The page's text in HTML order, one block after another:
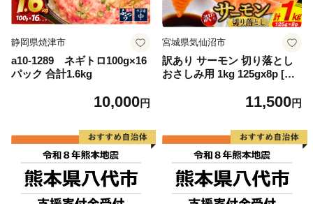
静岡県焼津市
a10-1289 ネギトロ100g×16
パック 合計1.6kg
10,000円
宮城県気仙沼市
訳あり サーモン 切り落とし
おさしみ用 1kg 125gx8p [足
4313] 魚 魚介類 鮭 お刺し身
介
11,500円